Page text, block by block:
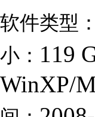
软件类型：
小： 119
WinXP/